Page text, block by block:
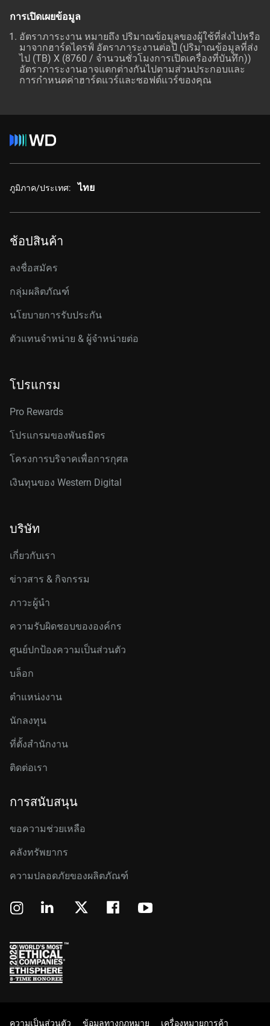
การเปิดเผยข้อมูล
อัตราภาระงาน หมายถึง ปริมาณข้อมูลของผู้ใช้ที่ส่งไปหรือ
มาจากฮาร์ดไดรฟ์ อัตราภาระงานต่อปี (ปริมาณข้อมูลที่ส่ง
ไป (TB) X (8760 / จำนวนชั่วโมงการเปิดเครื่องที่บันทึก))
อัตราภาระงานอาจแตกต่างกันไปตามส่วนประกอบและ
การกำหนดค่าฮาร์ดแวร์และซอฟต์แวร์ของคุณ
ภูมิภาค/ประเทศ: ไทย
ช้อปสินค้า
ลงชื่อสมัคร
กลุ่มผลิตภัณฑ์
นโยบายการรับประกัน
ตัวแทนจำหน่าย & ผู้จำหน่ายต่อ
โปรแกรม
Pro Rewards
โปรแกรมของพันธมิตร
โครงการบริจาคเพื่อการกุศล
เงินทุนของ Western Digital
บริษัท
เกี่ยวกับเรา
ข่าวสาร & กิจกรรม
ภาวะผู้นำ
ความรับผิดชอบขององค์กร
ศูนย์ปกป้องความเป็นส่วนตัว
บล็อก
ตำแหน่งงาน
นักลงทุน
ที่ตั้งสำนักงาน
ติดต่อเรา
การสนับสนุน
ขอความช่วยเหลือ
คลังทรัพยากร
ความปลอดภัยของผลิตภัณฑ์
ความเป็นส่วนตัว ข้อมูลทางกฏหมาย เครื่องหมายการค้า